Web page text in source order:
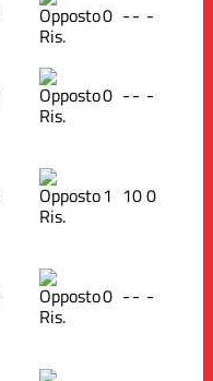
Ris.
0 -- -
Ris.
0 -- -
Ris.
1 100
Ris.
0 -- -